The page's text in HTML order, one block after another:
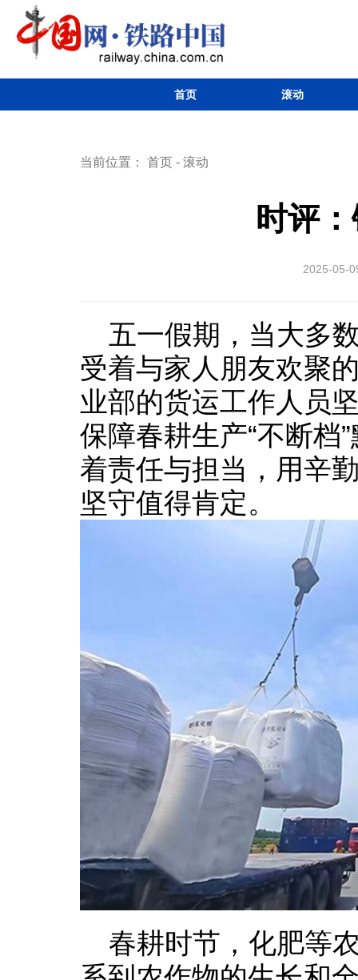
首页 滚动
当前位置： 首页 - 滚动
时评
2025-05-
五一假期，当大多
受着与家人朋友欢聚
业部的货运工作人员
保障春耕生产“不断档
着责任与担当，用辛
坚守值得肯定。
春耕时节，化肥等